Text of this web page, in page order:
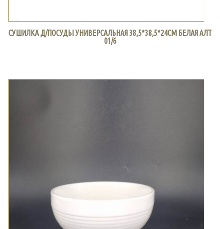
СУШИЛКА Д/ПОСУДЫ УНИВЕРСАЛЬНАЯ 38,5*38,5*24СМ БЕЛАЯ АЛТ
01/6